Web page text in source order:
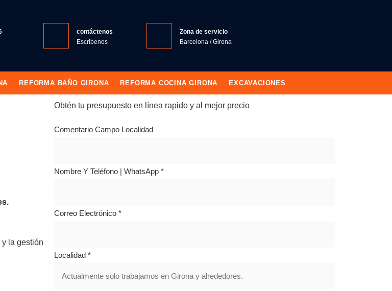
contáctenos
Escribenos
Zona de servicio
Barcelona / Girona
REFORMA BAÑO GIRONA REFORMA COCINA GIRONA EXCAVACIONES
la gestión
Obtén tu presupuesto en línea rapido y al mejor precio
Comentario Campo Localidad
Nombre Y Teléfono | WhatsApp *
Correo Electrónico *
Localidad *